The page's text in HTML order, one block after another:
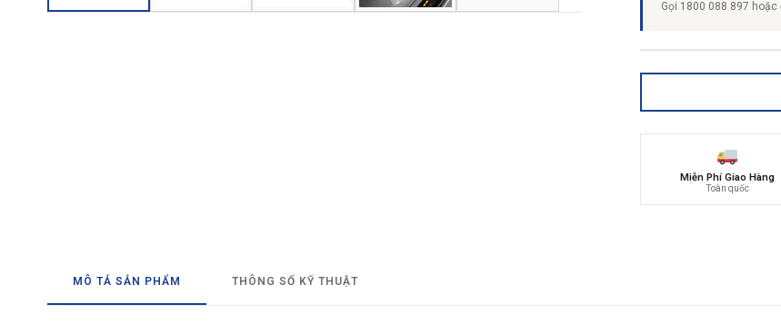
Gọi 1800 088 897 hoặc
Miễn Phí Giao Hàng
Toàn quốc
MÔ TẢ SẢN PHẨM THÔNG SỐ KỸ THUẬT